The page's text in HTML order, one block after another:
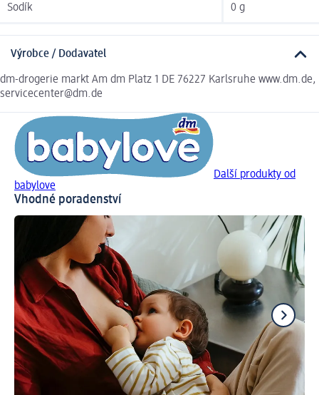
Sodík 0 g
Výrobce / Dodavatel
dm-drogerie markt Am dm Platz 1 DE 76227 Karlsruhe www.dm.de,
servicecenter@dm.de
Další produkty od
babylove
Vhodné poradenství